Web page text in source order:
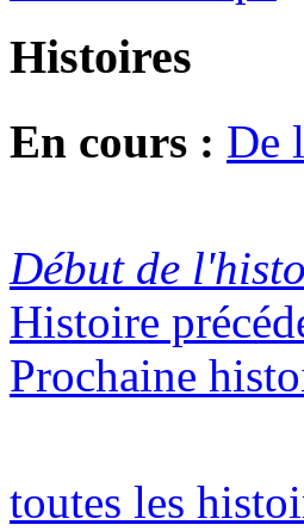
Histoires
En cours : De
Début de
Histoire
Prochaine
toutes les